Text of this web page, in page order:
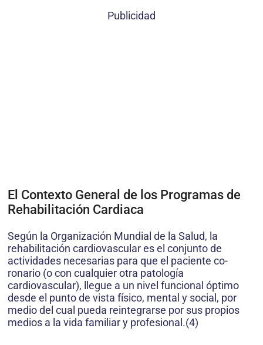
Publicidad
El Contexto General de los Programas de
Rehabilitación Cardiaca
Según la Organización Mundial de la Salud, la
rehabilitación cardiovas­cular es el conjunto de
actividades necesarias para que el paciente co­
ronario (o con cualquier otra pato­logía
cardiovascular), llegue a un nivel funcional óptimo
desde el punto de vista físico, mental y social, por
me­dio del cual pueda reintegrarse por sus propios
medios a la vida familiar y profesional.(4)